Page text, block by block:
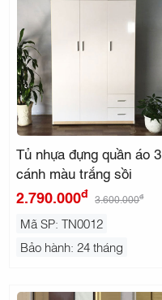
Tủ nhựa đựng quần áo 3
cánh màu trắng sồi
2.790.000đ 3.600.000đ
Mã SP: TN0012
Bảo hành: 24 tháng